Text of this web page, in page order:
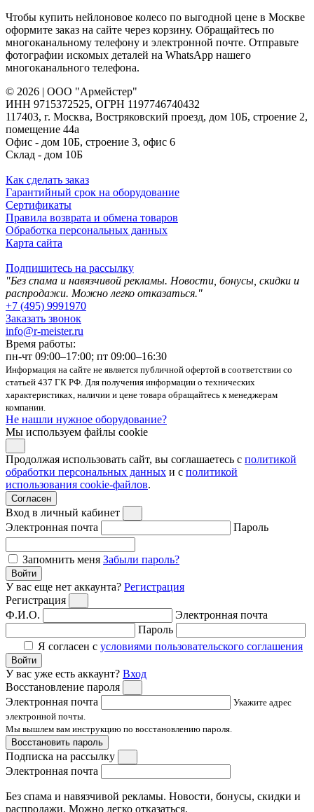
Чтобы купить нейлоновое колесо по выгодной цене в Москве
оформите заказ на сайте через корзину. Обращайтесь по
многоканальному телефону и электронной почте. Отправьте
фотографии искомых деталей на WhatsApp нашего
многоканального телефона.
© 2026 | ООО "Армейстер"
ИНН 9715372525, ОГРН 1197746740432
117403, г. Москва, Востряковский проезд, дом 10Б, строение 2,
помещение 44а
Офис - дом 10Б, строение 3, офис 6
Склад - дом 10Б
Как сделать заказ
Гарантийный срок на оборудование
Сертификаты
Правила возврата и обмена товаров
Обработка персональных данных
Карта сайта
Подпишитесь на рассылку
"Без спама и навязчивой рекламы. Новости, бонусы, скидки и
распродажи. Можно легко отказаться."
+7 (495) 9991970
Заказать звонок
info@r-meister.ru
Время работы:
пн-чт 09:00–17:00; пт 09:00–16:30
Информация на сайте не является публичной офертой в соответствии со
статьей 437 ГК РФ. Для получения информации о технических
характеристиках, наличии и цене товара обращайтесь к менеджерам
компании.
Не нашли нужное оборудование?
Мы используем файлы cookie
Продолжая использовать сайт, вы соглашаетесь с политикой
обработки персональных данных и с политикой
использования cookie-файлов.
Согласен
Вход в личный кабинет
Электронная почта
Пароль
Запомнить меня Забыли пароль?
Войти
У вас еще нет аккаунта? Регистрация
Регистрация
Ф.И.О.
Электронная почта
Пароль
Я согласен с условиями пользовательского соглашения
Войти
У вас уже есть аккаунт? Вход
Восстановление пароля
Электронная почта
Укажите адрес
электронной почты.
Мы вышлем вам инструкцию по восстановлению пароля.
Восстановить пароль
Подписка на рассылку
Электронная почта
Без спама и навязчивой рекламы. Новости, бонусы, скидки и
распродажи. Можно легко отказаться.